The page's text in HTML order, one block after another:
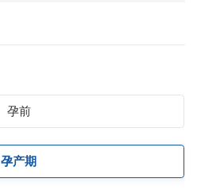
孕前
孕产期